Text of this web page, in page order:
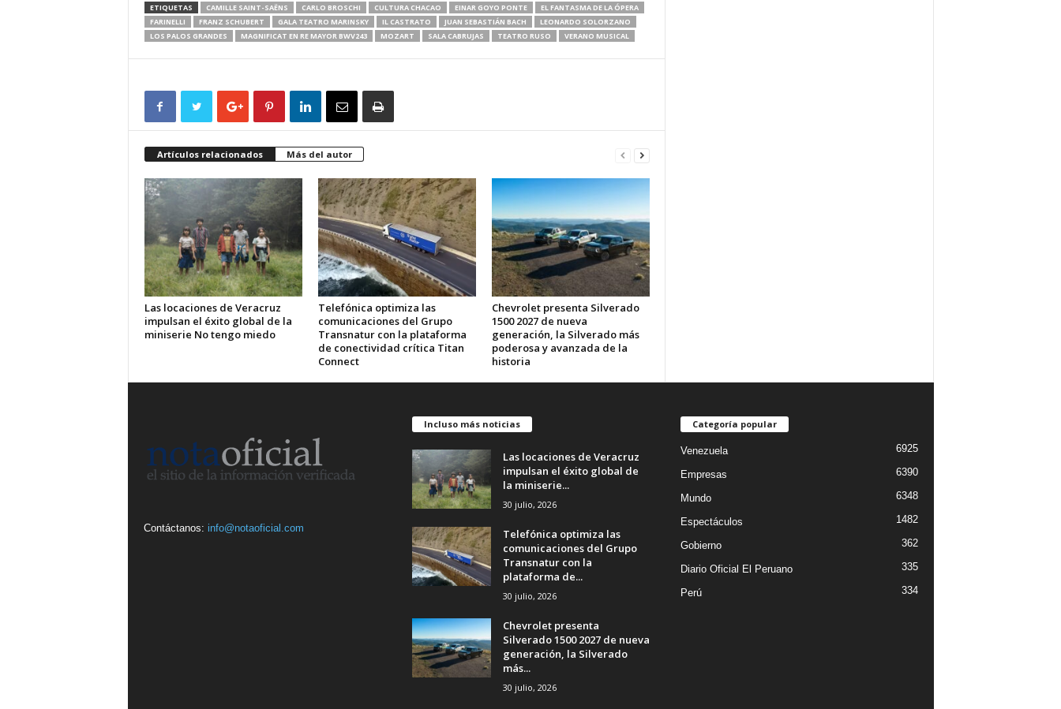
ETIQUETAS CAMILLE SAINT-SAËNS CARLO BROSCHI CULTURA CHACAO EINAR GOYO PONTE
EL FANTASMA DE LA ÓPERA
FARINELLI
FRANZ SCHUBERT GALA TEATRO MARINSKY IL CASTRATO JUAN SEBASTIÁN BACH
LEONARDO SOLORZANO
LOS PALOS GRANDES
MAGNIFICAT EN RE MAYOR BWV243 MOZART SALA CABRUJAS TEATRO RUSO VERANO MUSICAL
Artículos relacionados Más del autor
Las locaciones de Veracruz
impulsan el éxito global de la
miniserie No tengo miedo
Telefónica optimiza las
comunicaciones del Grupo
Transnatur con la plataforma
de conectividad crítica Titan
Connect
Chevrolet presenta Silverado
1500 2027 de nueva
generación, la Silverado más
poderosa y avanzada de la
historia
Contáctanos: info@notaoficial.com
Incluso más noticias
Las locaciones de Veracruz
impulsan el éxito global de
la miniserie...
30 julio, 2026
Telefónica optimiza las
comunicaciones del Grupo
Transnatur con la
plataforma de...
30 julio, 2026
Chevrolet presenta
Silverado 1500 2027 de nueva
generación, la Silverado
más...
30 julio, 2026
Categoría popular
Venezuela 6925
Empresas 6390
Mundo 6348
Espectáculos 1482
Gobierno 362
Diario Oficial El Peruano 335
Perú 334